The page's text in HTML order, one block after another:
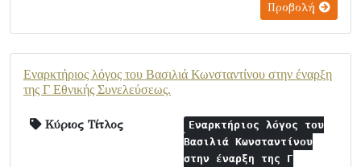
Προβολή
Εναρκτήριος λόγος του Βασιλιά Κωνσταντίνου στην έναρξη
της Γ Εθνικής Συνελεύσεως.
Κύριος Τίτλος
Εναρκτήριος λόγος του
Βασιλιά Κωνσταντίνου
στην έναρξη της Γ